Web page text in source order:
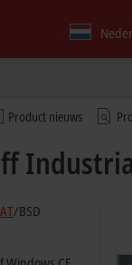
Product nieuws
/BSD